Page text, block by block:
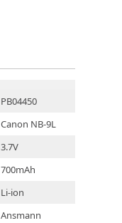
PB04450
Canon NB-9L
3.7V
700mAh
Li-ion
Ansmann